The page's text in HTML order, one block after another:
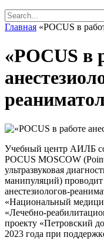
Главная «POCUS в
«POCUS в
Учебный центр АИЛБ
POCUS MOSCOW
ультразвуковая
манипуляций)
анестезиологов-
«Национальный
«Лечебно-
проекту «Петровский
2023 года при